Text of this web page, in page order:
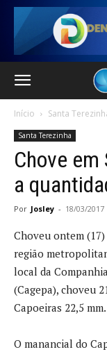
Início Santa
Santa Terezinha
Chove em
a
Por Josley - 18/03/2017
Choveu ontem (17)
região
local da
(Cagepa), choveu
Capoeiras 22,5 mm.
O manancial do